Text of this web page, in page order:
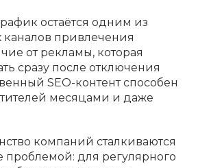
остаётся одним из
привлечения
от рекламы, которая
сразу после отключения
SEO-контент способен
месяцами и даже
компаний сталкиваются
проблемой: для регулярного